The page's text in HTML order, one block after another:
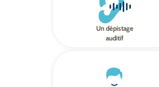
Un dépistage
auditif